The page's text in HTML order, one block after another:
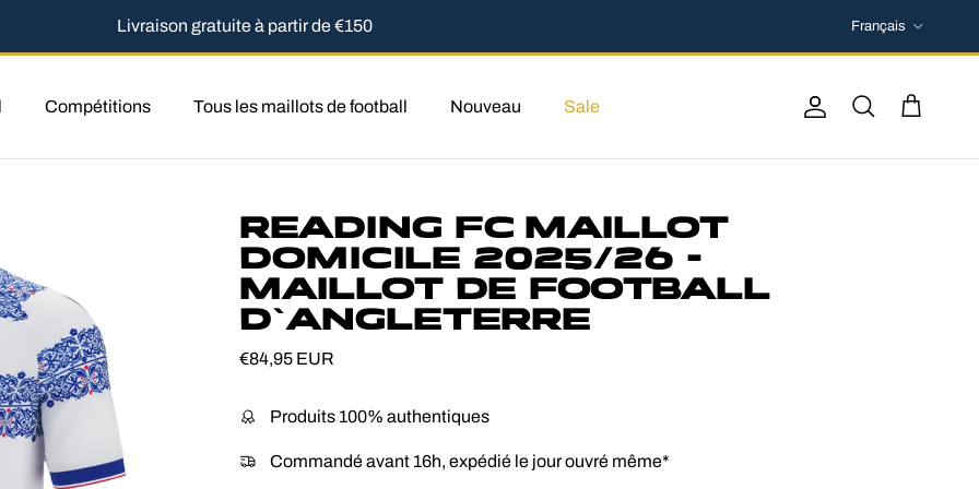
Livraison gratuite à partir de €150 Français
Compétitions Tous les maillots de football Nouveau Sale
CompteRecherchePanier
READING FC MAILLOT
DOMICILE 2025/26 -
MAILLOT DE FOOTBALL
D'ANGLETERRE
Prix habituel
€84,95 EUR
Produits 100% authentiques
Commandé avant 16h, expédié le jour ouvré même*